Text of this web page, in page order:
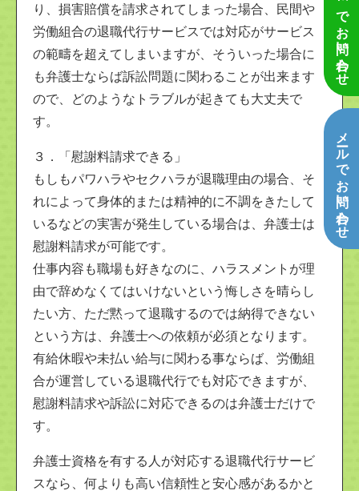
り、損害賠償を請求されてしまった場合、民間や
労働組合の退職代行サービスでは対応がサービス
の範疇を超えてしまいますが、そういった場合に
も弁護士ならば訴訟問題に関わることが出来ます
ので、どのようなトラブルが起きても大丈夫で
す。
３．「慰謝料請求できる」
もしもパワハラやセクハラが退職理由の場合、そ
れによって身体的または精神的に不調をきたして
いるなどの実害が発生している場合は、弁護士は
慰謝料請求が可能です。
仕事内容も職場も好きなのに、ハラスメントが理
由で辞めなくてはいけないという悔しさを晴らし
たい方、ただ黙って退職するのでは納得できない
という方は、弁護士への依頼が必須となります。
有給休暇や未払い給与に関わる事ならば、労働組
合が運営している退職代行でも対応できますが、
慰謝料請求や訴訟に対応できるのは弁護士だけで
す。
弁護士資格を有する人が対応する退職代行サービ
スなら、何よりも高い信頼性と安心感があるかと
LINEでお問い合わせ
メールでお問い合わせ